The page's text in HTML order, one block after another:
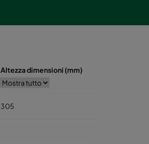
Altezza dimensioni (mm)
305